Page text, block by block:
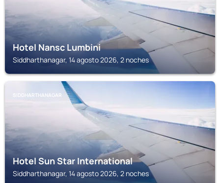
Hotel Nansc Lumbini
Siddharthanagar, 14 agosto 2026, 2 noches
SIDDHARTHANAGAR
Hotel Sun Star International
Siddharthanagar, 14 agosto 2026, 2 noches